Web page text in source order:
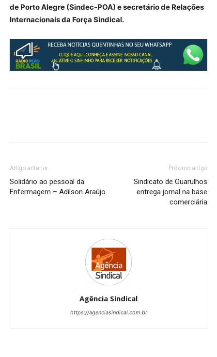
de Porto Alegre (Sindec-POA) e secretário de Relações
Internacionais da Força Sindical.
Artigo anterior
Solidário ao pessoal da
Enfermagem – Adilson Araújo
Próximo artigo
Sindicato de Guarulhos
entrega jornal na base
comerciária
Agência Sindical
https://agenciasindical.com.br